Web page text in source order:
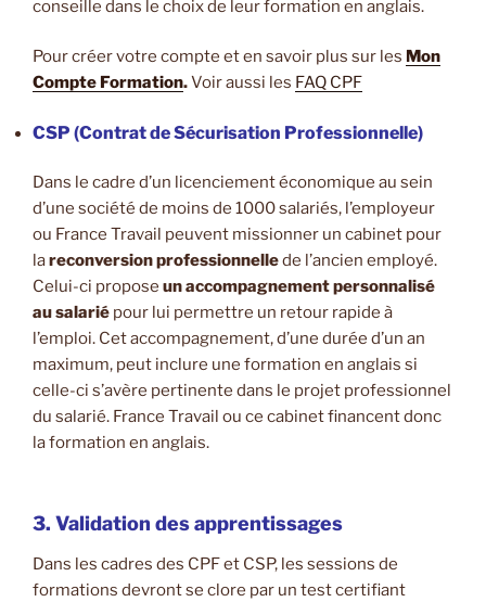
conseille dans le choix de leur formation en anglais.
Pour créer votre compte et en savoir plus sur les Mon
Compte Formation.Voir aussi les FAQ CPF
CSP (Contrat de Sécurisation Professionnelle)
Dans le cadre d’un licenciement économique au sein
d’une société de moins de 1000 salariés, l’employeur
ou France Travail peuvent missionner un cabinet pour
lareconversion professionnellede l’ancien employé.
Celui-ci propose un accompagnement personnalisé
au salarié pour lui permettre un retour rapide à
l’emploi. Cet accompagnement, d’une durée d’un an
maximum, peut inclure une formation en anglais si
celle-ci s’avère pertinente dans le projet professionnel
du salarié. France Travail ou ce cabinet financent donc
la formation en anglais.
3. Validation des apprentissages
Dans les cadres des CPF et CSP, les sessions de
formations devront se clore par un test certifiant